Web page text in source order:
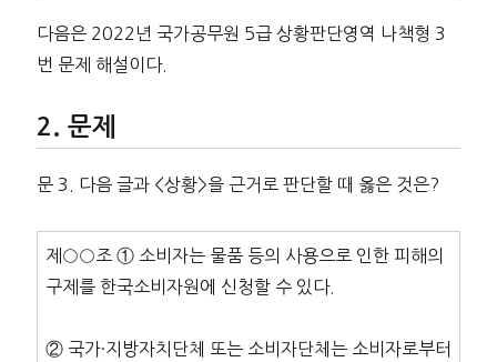
다음은 2022년 국가공무원 5급 상황판단영역 나책형 3
번 문제 해설이다.
문제
문 3. 다음 글과 <상황>을 근거로 판단할 때 옳은 것은?
제○○조 ① 소비자는 물품 등의 사용으로 인한 피해의
구제를 한국소비자원에 신청할 수 있다.
② 국가·지방자치단체 또는 소비자단체는 소비자로부터